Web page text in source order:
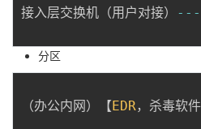
的
课
程
我
的
认
我
的
我
技
术
支
的
云
声
接入层交换机（用户对接） --
分区
（办公内网）【EDR，杀毒软